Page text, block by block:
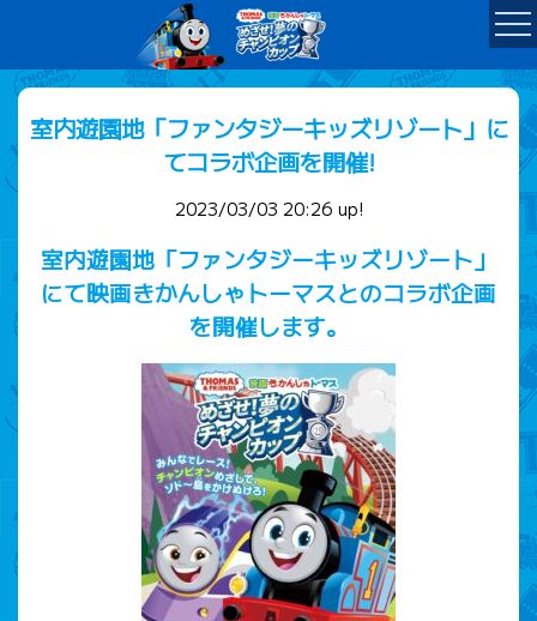
室内遊園地「ファンタジーキッズリゾート」に
てコラボ企画を開催!
2023/03/03 20:26 up!
室内遊園地「ファンタジーキッズリゾート」
にて映画きかんしゃトーマスとのコラボ企画
を開催します。